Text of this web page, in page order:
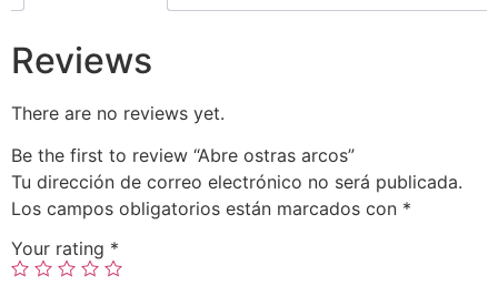
Reviews
There are no reviews yet.
Be the first to review “Abre ostras arcos”
Tu dirección de correo electrónico no será publicada.
Los campos obligatorios están marcados con *
Your rating *